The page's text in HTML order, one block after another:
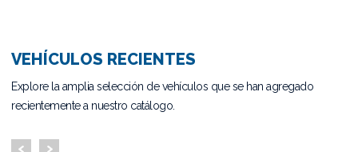
VEHÍCULOS RECIENTES
Explore la amplia selección de vehículos que se han agregado
recientemente a nuestro catálogo.